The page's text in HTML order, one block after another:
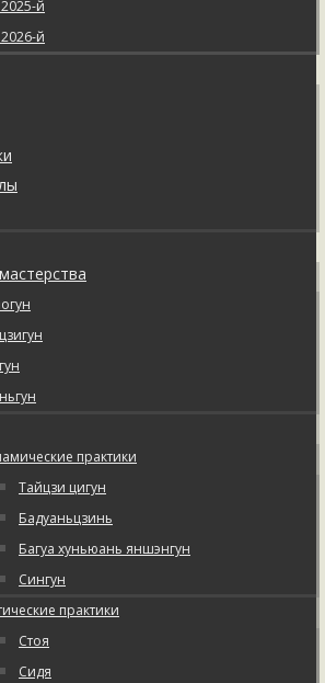
й
й
практики
Тайцзи цигун
Бадуаньцзинь
Багуа хуньюань яншэнгун
Сингун
практики
Стоя
Сидя